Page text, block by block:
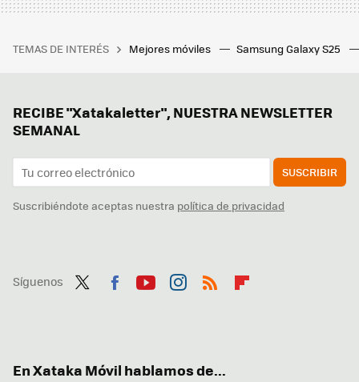
TEMAS DE INTERÉS Mejores móviles Samsung Galaxy S25
RECIBE "Xatakaletter", NUESTRA NEWSLETTER
SEMANAL
SUSCRIBIR
Suscribiéndote aceptas nuestra política de privacidad
Síguenos
En Xataka Móvil hablamos de...